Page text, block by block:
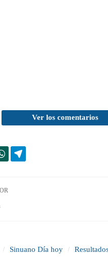
Ver los comentarios
Sinuano Día hoy